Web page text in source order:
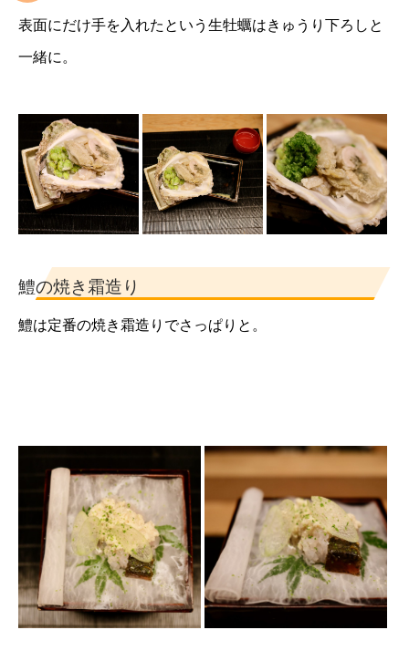
表面にだけ手を入れたという生牡蠣はきゅうり下ろしと
一緒に。
鱧の焼き霜造り
鱧は定番の焼き霜造りでさっぱりと。